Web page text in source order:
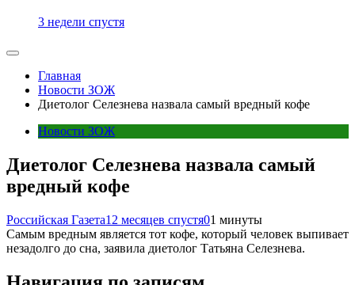
3 недели спустя
Главная
Новости ЗОЖ
Диетолог Селезнева назвала самый вредный кофе
Новости ЗОЖ
Диетолог Селезнева назвала самый
вредный кофе
Российская Газета12 месяцев спустя01 минуты
Самым вредным является тот кофе, который человек выпивает
незадолго до сна, заявила диетолог Татьяна Селезнева.